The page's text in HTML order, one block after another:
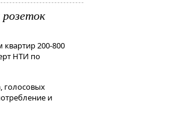
200-800
НТИ по
голосовых
и